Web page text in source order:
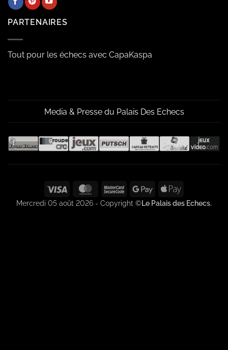
PARTENAIRES
Tout pour les échecs avec CapaKaspa
Media & Presse du Palais Des Echecs
Visa MasterCardMasterCard
2
Google
Pay
Apple
Pay
Mercredi 05 août 2026 - Copyright ©Le Palais des Echecs.